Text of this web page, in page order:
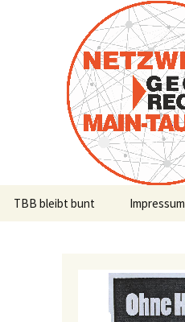
TBB bleibt bunt Impressum